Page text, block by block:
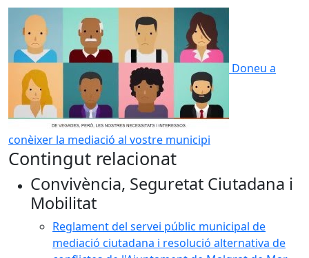
Doneu a
conèixer la mediació al vostre municipi
Contingut relacionat
Convivència, Seguretat Ciutadana i
Mobilitat
Reglament del servei públic municipal de
mediació ciutadana i resolució alternativa de